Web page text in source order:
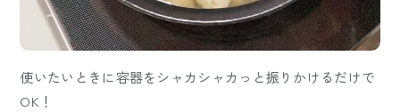
使いたいときに容器をシャカシャカっと振りかけるだけで
OK！